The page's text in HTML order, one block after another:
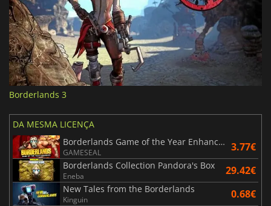
Borderlands 3
DA MESMA LICENÇA
Borderlands Game of the Year Enhanced
GAMESEAL 3.77€
Borderlands Collection Pandora's Box
Eneba 29.42€
New Tales from the Borderlands
Kinguin 0.68€